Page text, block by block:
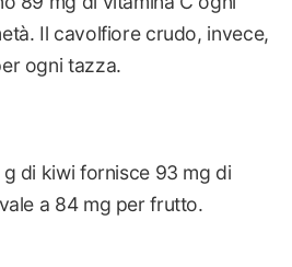
Il cavolfiore crudo, invece,
ogni tazza.
di kiwi fornisce 93 mg di
a 84 mg per frutto.